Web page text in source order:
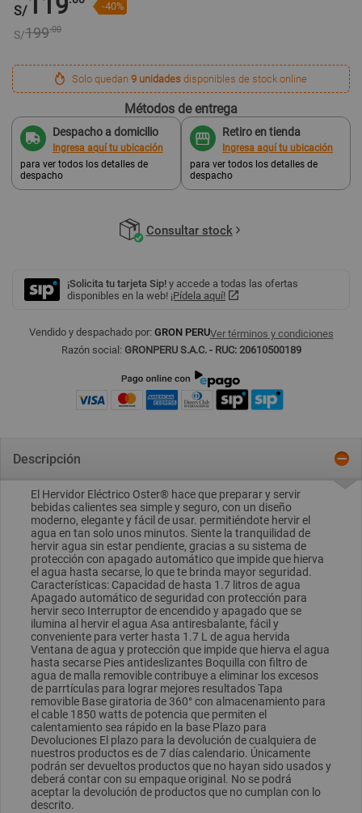
S/ -40%
S/199.00
Solo quedan9 unidades disponibles de stock online
Métodos de entrega
Despacho a domicilio
Ingresa aquí tu ubicación
para ver todos los detalles de
despacho
Retiro en tienda
Ingresa aquí tu ubicación
para ver todos los detalles de
despacho
Consultar stock
¡Solicita tu tarjeta Sip! y accede a todas las ofertas
disponibles en la web! ¡Pídela aquí!
Vendido y despachado por: GRON PERUVer términos y condiciones
Razón social: GRONPERU S.A.C. - RUC: 20610500189
Descripción
El Hervidor Eléctrico Oster® hace que preparar y servir
bebidas calientes sea simple y seguro, con un diseño
moderno, elegante y fácil de usar. permitiéndote hervir el
agua en tan solo unos minutos. Siente la tranquilidad de
hervir agua sin estar pendiente, gracias a su sistema de
protección con apagado automático que impide que hierva
el agua hasta secarse, lo que te brinda mayor seguridad.
Características: Capacidad de hasta 1.7 litros de agua
Apagado automático de seguridad con protección para
hervir seco Interruptor de encendido y apagado que se
ilumina al hervir el agua Asa antiresbalante, fácil y
conveniente para verter hasta 1.7 L de agua hervida
Ventana de agua y protección que impide que hierva el agua
hasta secarse Pies antideslizantes Boquilla con filtro de
agua de malla removible contribuye a eliminar los excesos
de parrtículas para lograr mejores resultados Tapa
removible Base giratoria de 360° con almacenamiento para
el cable 1850 watts de potencia que permiten el
calentamiento sea rápido en la base Plazo para
Devoluciones El plazo para la devolución de cualquiera de
nuestros productos es de 7 días calendario. Únicamente
podrán ser devueltos productos que no hayan sido usados y
deberá contar con su empaque original. No se podrá
aceptar la devolución de productos que no cumplan con lo
descrito.